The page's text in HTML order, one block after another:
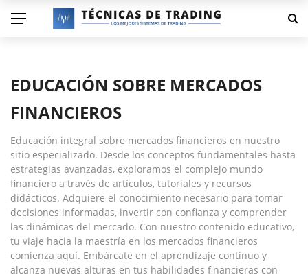
EDUCACIÓN SOBRE MERCADOS
FINANCIEROS
Educación integral sobre mercados financieros en nuestro
sitio especializado. Desde los conceptos fundamentales hasta
estrategias avanzadas, exploramos el complejo mundo
financiero a través de artículos, tutoriales y recursos
didácticos. Adquiere el conocimiento necesario para tomar
decisiones informadas, invertir con confianza y comprender
las dinámicas del mercado. Con nuestro contenido educativo,
tu viaje hacia la maestría en los mercados financieros
comienza aquí. Embárcate en el aprendizaje continuo y
alcanza nuevas alturas en tus habilidades financieras con